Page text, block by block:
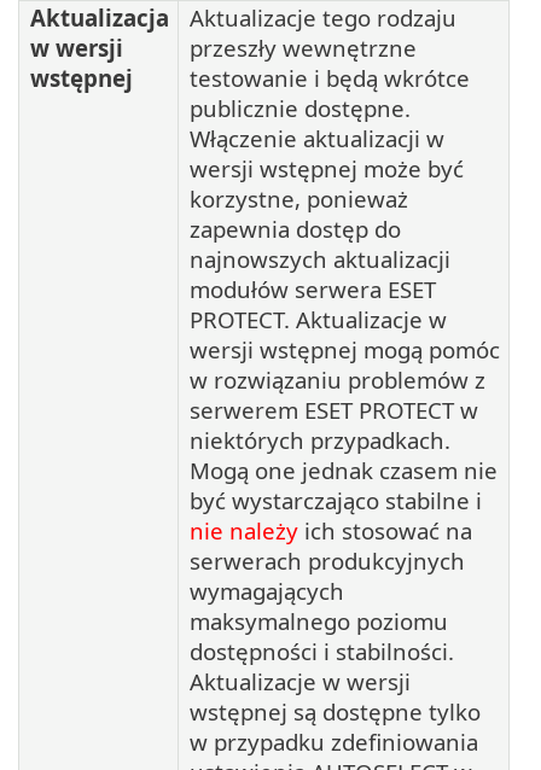
Aktualizacja
w wersji
wstępnej
Aktualizacje tego rodzaju
przeszły wewnętrzne
testowanie i będą wkrótce
publicznie dostępne.
Włączenie aktualizacji w
wersji wstępnej może być
korzystne, ponieważ
zapewnia dostęp do
najnowszych aktualizacji
modułów serwera ESET
PROTECT. Aktualizacje w
wersji wstępnej mogą pomóc
w rozwiązaniu problemów z
serwerem ESET PROTECT w
niektórych przypadkach.
Mogą one jednak czasem nie
być wystarczająco stabilne i
nie należy ich stosować na
serwerach produkcyjnych
wymagających
maksymalnego poziomu
dostępności i stabilności.
Aktualizacje w wersji
wstępnej są dostępne tylko
w przypadku zdefiniowania